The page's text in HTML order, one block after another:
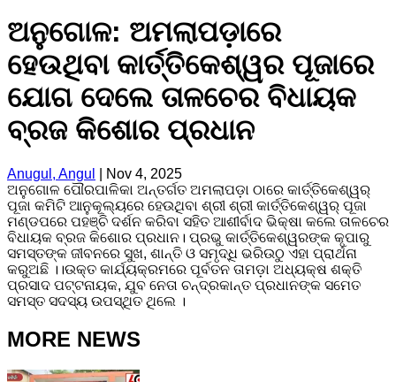
ଅନୁଗୋଳ: ଅମଲାପଡ଼ାରେ
ହେଉଥିବା କାର୍ତ୍ତିକେଶ୍ୱର ପୂଜାରେ
ଯୋଗ ଦେଲେ ତାଳଚେର ବିଧାୟକ
ବ୍ରଜ କିଶୋର ପ୍ରଧାନ
Anugul, Angul
Nov 4, 2025
ଅନୁଗୋଳ ପୌରପାଳିକା ଅନ୍ତର୍ଗତ ଅମଲାପଡ଼ା ଠାରେ କାର୍ତ୍ତିକେଶ୍ୱର୍
ପୂଜା କମିଟି ଆନୁକୂଲ୍ୟରେ ହେଉଥିବା ଶ୍ରୀ ଶ୍ରୀ କାର୍ତ୍ତିକେଶ୍ୱର୍ ପୂଜା
ମଣ୍ଡପରେ ପହଞ୍ଚି ଦର୍ଶନ କରିବା ସହିତ ଆଶୀର୍ବାଦ ଭିକ୍ଷା କଲେ ତାଳଚେର
ବିଧାୟକ ବ୍ରଜ କିଶୋର ପ୍ରଧାନ। ପ୍ରଭୁ କାର୍ତ୍ତିକେଶ୍ୱରଙ୍କ କୃପାରୁ
ସମସ୍ତଙ୍କ ଜୀବନରେ ସୁଖ, ଶାନ୍ତି ଓ ସମୃଦ୍ଧି ଭରିଉଠୁ ଏହା ପ୍ରାର୍ଥନା
କରୁଅଛି ।।ଉକ୍ତ କାର୍ଯ୍ୟକ୍ରମରେ ପୂର୍ବତନ ତାମଡ଼ା ଅଧ୍ୟକ୍ଷ ଶକ୍ତି
ପ୍ରସାଦ ପଟ୍ଟନାୟକ, ଯୁବ ନେତା ଚନ୍ଦ୍ରକାନ୍ତ ପ୍ରଧାନଙ୍କ ସମେତ
ସମସ୍ତ ସଦସ୍ୟ ଉପସ୍ଥିତ ଥିଲେ ।
MORE NEWS